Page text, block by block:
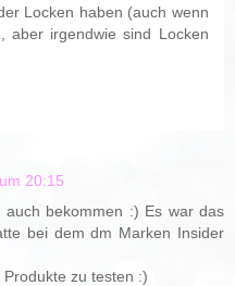
Locken haben (auch wenn
aber irgendwie sind Locken
20:15
auch bekommen :) Es war das
bei dem dm Marken Insider
zu testen :)